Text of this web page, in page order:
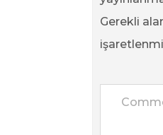
Gerekli